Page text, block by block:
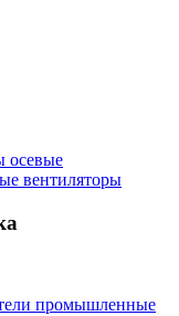
осевые
вентиляторы
промышленные